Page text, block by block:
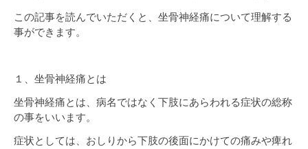
この記事を読んでいただくと、坐骨神経痛について理解する
事ができます。
１、坐骨神経痛とは
坐骨神経痛とは、病名ではなく下肢にあらわれる症状の総称
の事をいいます。
症状としては、おしりから下肢の後面にかけての痛みや痺れ